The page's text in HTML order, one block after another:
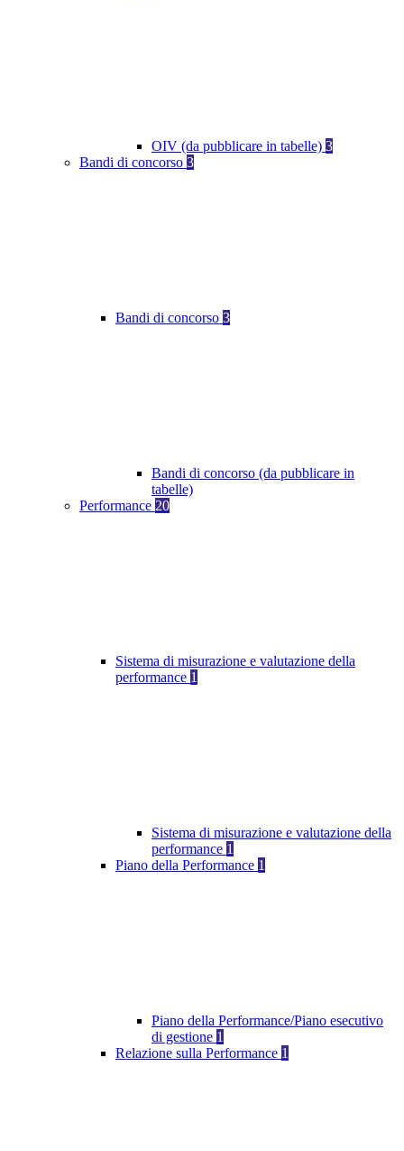
OIV (da pubblicare in tabelle) 3
Bandi di concorso 3
Bandi di concorso 3
Bandi di concorso (da pubblicare in
tabelle)
Performance 20
Sistema di misurazione e valutazione della
performance 1
Sistema di misurazione e valutazione della
performance 1
Piano della Performance 1
Piano della Performance/Piano esecutivo
di gestione 1
Relazione sulla Performance 1